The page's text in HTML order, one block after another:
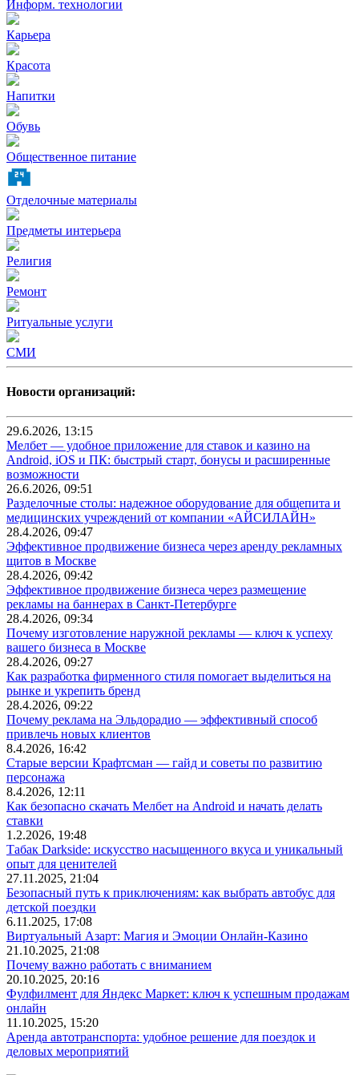
Информ. технологии
Карьера
Красота
Напитки
Обувь
Общественное питание
Отделочные материалы
Предметы интерьера
Религия
Ремонт
Ритуальные услуги
СМИ
Новости организаций:
29.6.2026, 13:15
Мелбет — удобное приложение для ставок и казино на
Android, iOS и ПК: быстрый старт, бонусы и расширенные
возможности
26.6.2026, 09:51
Разделочные столы: надежное оборудование для общепита и
медицинских учреждений от компании «АЙСИЛАЙН»
28.4.2026, 09:47
Эффективное продвижение бизнеса через аренду рекламных
щитов в Москве
28.4.2026, 09:42
Эффективное продвижение бизнеса через размещение
рекламы на баннерах в Санкт-Петербурге
28.4.2026, 09:34
Почему изготовление наружной рекламы — ключ к успеху
вашего бизнеса в Москве
28.4.2026, 09:27
Как разработка фирменного стиля помогает выделиться на
рынке и укрепить бренд
28.4.2026, 09:22
Почему реклама на Эльдорадио — эффективный способ
привлечь новых клиентов
8.4.2026, 16:42
Старые версии Крафтсман — гайд и советы по развитию
персонажа
8.4.2026, 12:11
Как безопасно скачать Мелбет на Android и начать делать
ставки
1.2.2026, 19:48
Табак Darkside: искусство насыщенного вкуса и уникальный
опыт для ценителей
27.11.2025, 21:04
Безопасный путь к приключениям: как выбрать автобус для
детской поездки
6.11.2025, 17:08
Виртуальный Азарт: Магия и Эмоции Онлайн-Казино
21.10.2025, 21:08
Почему важно работать с вниманием
20.10.2025, 20:16
Фулфилмент для Яндекс Маркет: ключ к успешным продажам
онлайн
11.10.2025, 15:20
Аренда автотранспорта: удобное решение для поездок и
деловых мероприятий